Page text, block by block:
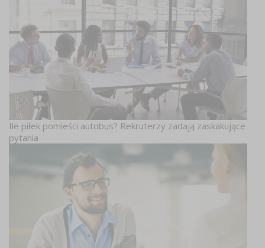
Ile piłek pomieści autobus? Rekruterzy zadają zaskakujące
pytania